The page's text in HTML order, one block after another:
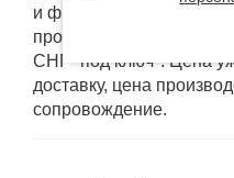
и фирменные коробки
производителей. А так
СНГ "под ключ". Цена
доставку, цена
сопровождение.